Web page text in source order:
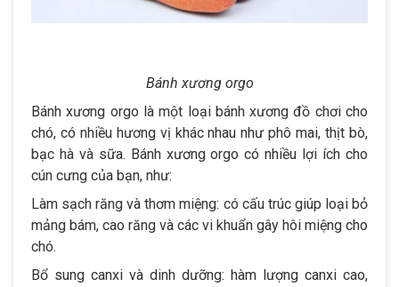
Bánh xương orgo
Bánh xương orgo là một loại bánh xương đồ chơi cho
chó, có nhiều hương vị khác nhau như phô mai, thịt bò,
bạc hà và sữa. Bánh xương orgo có nhiều lợi ích cho
cún cưng của bạn, như:
Làm sạch răng và thơm miệng: có cấu trúc giúp loại bỏ
mảng bám, cao răng và các vi khuẩn gây hôi miệng cho
chó.
Bổ sung canxi và dinh dưỡng: hàm lượng canxi cao,